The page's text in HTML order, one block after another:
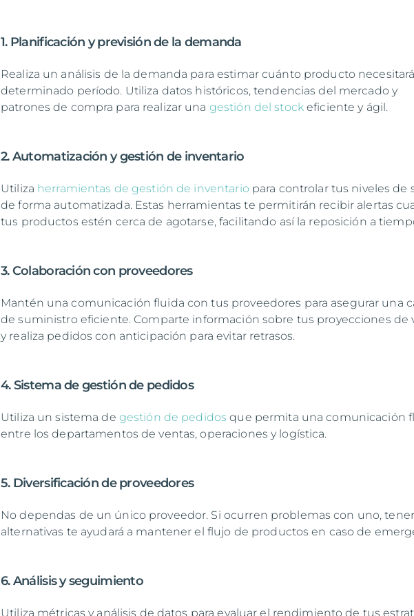
1. Planificación y previsión de la demanda
Realiza un análisis de la demanda para estimar cuánto producto
determinado período. Utiliza datos históricos, tendencias del mercado y
patrones de compra para realizar una gestión del stockeficiente y ágil.
2. Automatización y gestión de inventario
Utiliza herramientas de gestión de inventario para controlar tus niveles de
de forma automatizada. Estas herramientas te permitirán recibir alertas
tus productos estén cerca de agotarse, facilitando así la reposición a
3. Colaboración con proveedores
Mantén una comunicación fluida con tus proveedores para asegurar una
de suministro eficiente. Comparte información sobre tus proyecciones de
y realiza pedidos con anticipación para evitar retrasos.
4. Sistema de gestión de pedidos
Utiliza un sistema de gestión de pedidos que permita una comunicación
entre los departamentos de ventas, operaciones y logística.
5. Diversificación de proveedores
No dependas de un único proveedor. Si ocurren problemas con uno, tener
alternativas te ayudará a mantener el flujo de productos en caso de
6. Análisis y seguimiento
Utiliza métricas y análisis de datos para evaluar el rendimiento de tus